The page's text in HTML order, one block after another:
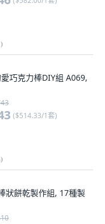
)
巧克力棒DIY組 A069,
($514.33/1套)
)
狀餅乾製作組, 17種製